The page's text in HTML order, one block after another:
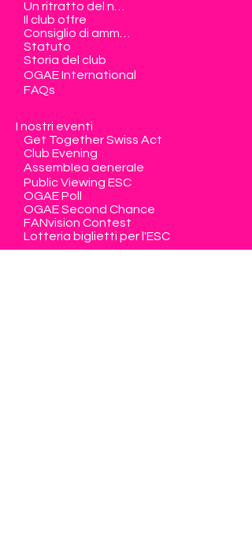
Il club offre
Statuto
Storia del club
OGAE International
FAQs
I nostri eventi
Get Together Swiss Act
Club Evening
Assemblea generale
Public Viewing ESC
OGAE Poll
OGAE Second Chance
FANvision Contest
Lotteria biglietti per l'ESC